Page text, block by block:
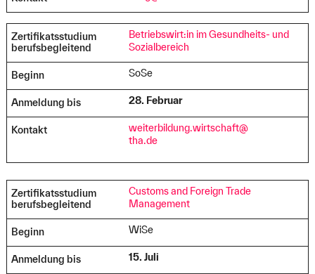
Zertifikatsstudium
berufsbegleitend
Betriebswirt:in im Gesundheits- und
Sozialbereich
Beginn SoSe
Anmeldung bis 28. Februar
Kontakt
weiterbildung.wirtschaft@
tha.de
Zertifikatsstudium
berufsbegleitend
Customs and Foreign Trade
Management
Beginn WiSe
Anmeldung bis 15. Juli